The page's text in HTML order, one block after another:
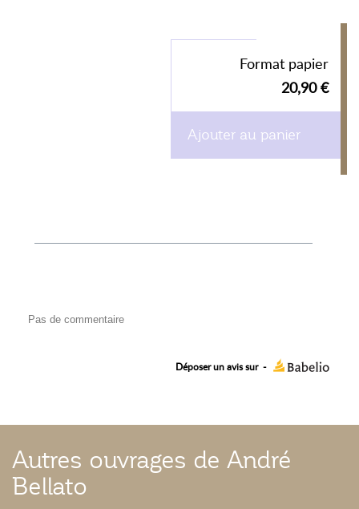
Format papier
20,90 €
Ajouter au panier
Pas de commentaire
Déposer un avis sur -
Autres ouvrages de André
Bellato